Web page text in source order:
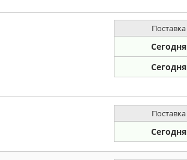
Поставка
Сегодня
Сегодня
Поставка
Сегодня